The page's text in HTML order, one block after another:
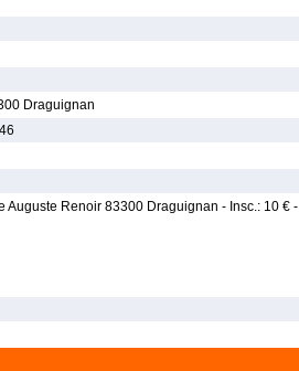
Draguignan
Auguste Renoir 83300 Draguignan - Insc.: 10 € -